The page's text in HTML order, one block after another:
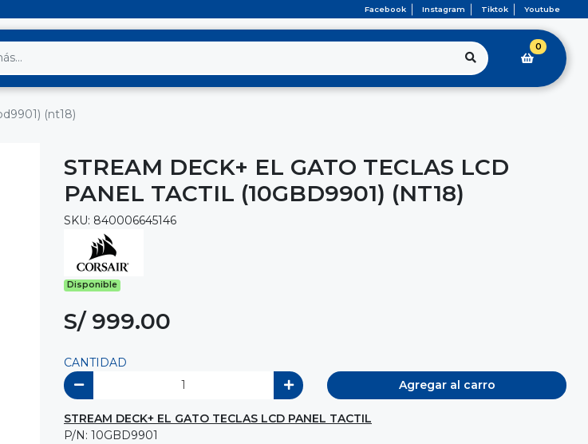
Facebook Instagram Tiktok Youtube
0
(nt18)
STREAM DECK+ EL GATO TECLAS LCD
PANEL TACTIL (10GBD9901) (NT18)
SKU: 840006645146
Disponible
S/ 999.00
CANTIDAD
Agregar al carro
STREAM DECK+ EL GATO TECLAS LCD PANEL TACTIL
P/N: 10GBD9901